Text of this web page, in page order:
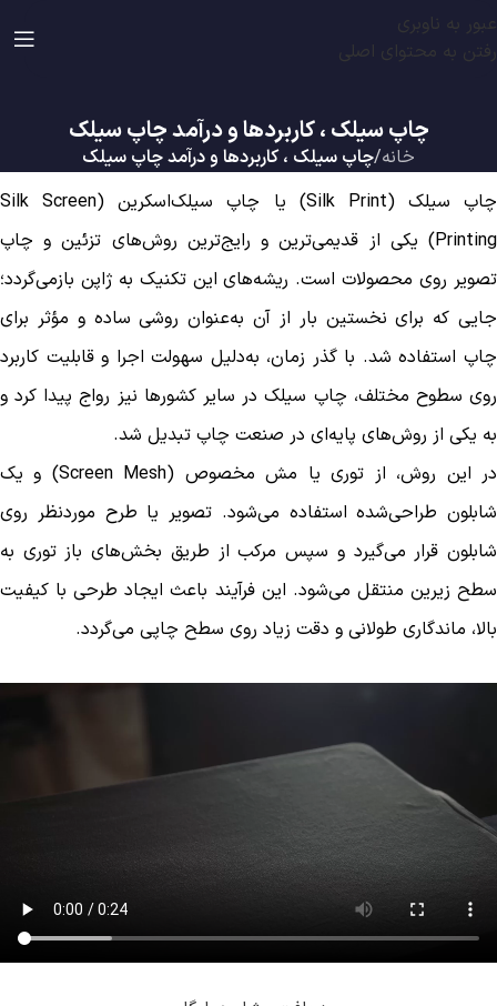
عبور به ناوبری
رفتن به محتوای اصلی
چاپ سیلک ، کاربردها و درآمد چاپ سیلک
خانه/چاپ سیلک ، کاربردها و درآمد چاپ سیلک
چاپ سیلک (Silk Print) یا چاپ سیلک‌اسکرین (Silk Screen
Printing) یکی از قدیمی‌ترین و رایج‌ترین روش‌های تزئین و چاپ
تصویر روی محصولات است. ریشه‌های این تکنیک به ژاپن بازمی‌گردد؛
جایی که برای نخستین بار از آن به‌عنوان روشی ساده و مؤثر برای
چاپ استفاده شد. با گذر زمان، به‌دلیل سهولت اجرا و قابلیت کاربرد
روی سطوح مختلف، چاپ سیلک در سایر کشورها نیز رواج پیدا کرد و
به یکی از روش‌های پایه‌ای در صنعت چاپ تبدیل شد.
در این روش، از توری یا مش مخصوص (Screen Mesh) و یک
شابلون طراحی‌شده استفاده می‌شود. تصویر یا طرح موردنظر روی
شابلون قرار می‌گیرد و سپس مرکب از طریق بخش‌های باز توری به
سطح زیرین منتقل می‌شود. این فرآیند باعث ایجاد طرحی با کیفیت
بالا، ماندگاری طولانی و دقت زیاد روی سطح چاپی می‌گردد.